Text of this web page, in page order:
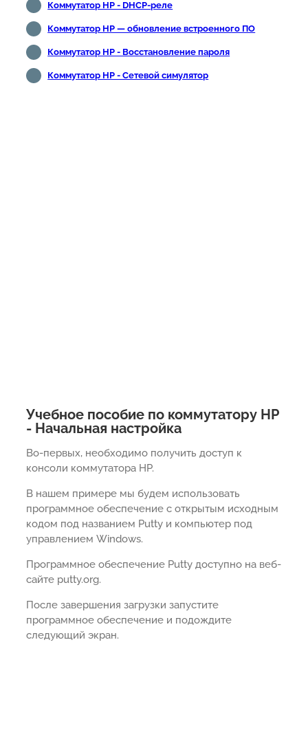
Коммутатор HP - DHCP-реле
Коммутатор HP — обновление встроенного ПО
Коммутатор HP - Восстановление пароля
Коммутатор HP - Сетевой симулятор
Учебное пособие по коммутатору HP
- Начальная настройка
Во-первых, необходимо получить доступ к
консоли коммутатора HP.
В нашем примере мы будем использовать
программное обеспечение с открытым исходным
кодом под названием Putty и компьютер под
управлением Windows.
Программное обеспечение Putty доступно на веб-
сайте putty.org.
После завершения загрузки запустите
программное обеспечение и подождите
следующий экран.